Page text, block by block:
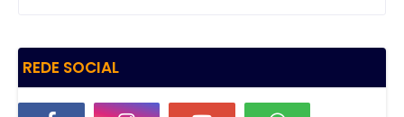
REDE SOCIAL